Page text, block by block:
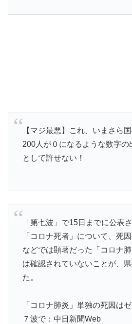
【マジ最悪】これ、いまさら
200人が０になるような数字の
として許せない！
「第七波」で15日までに公表
「コロナ死者」について、死
などでは顕著だった「コロナ
は確認されていないことが、
た。
「コロナ肺炎」単独の死因は
７波で：中日新聞Web